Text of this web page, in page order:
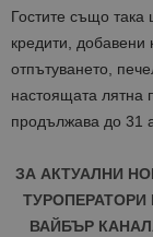
Гостите също така
кредити, добавени
отпътуването,
настоящата лятна
продължава до 31
ЗА АКТУАЛНИ
ВАЙБЪР